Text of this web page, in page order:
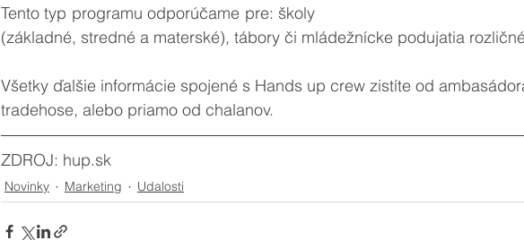
Tento typ programu odporúčame pre: školy
(základné, stredné a materské), tábory či mládežnícke podujatia
Všetky ďalšie informácie spojené s Hands up crew zistíte od
tradehose, alebo priamo od chalanov.
ZDROJ: hup.sk
Novinky Marketing Udalosti